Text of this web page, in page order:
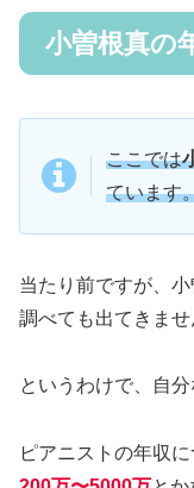
小曽根真の
ここでは
ています
当たり前ですが、
調べても出てきませ
というわけで、自
ピアニストの年収